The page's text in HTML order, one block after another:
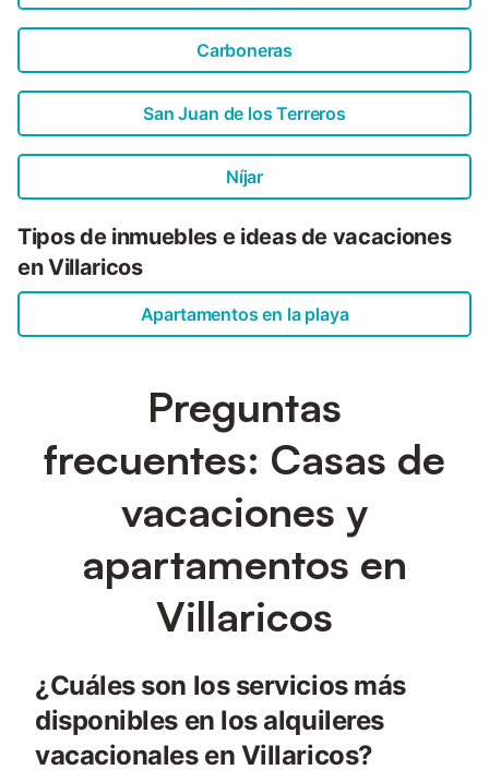
Carboneras
San Juan de los Terreros
Níjar
Tipos de inmuebles e ideas de vacaciones
en Villaricos
Apartamentos en la playa
Preguntas
frecuentes: Casas de
vacaciones y
apartamentos en
Villaricos
¿Cuáles son los servicios más
disponibles en los alquileres
vacacionales en Villaricos?